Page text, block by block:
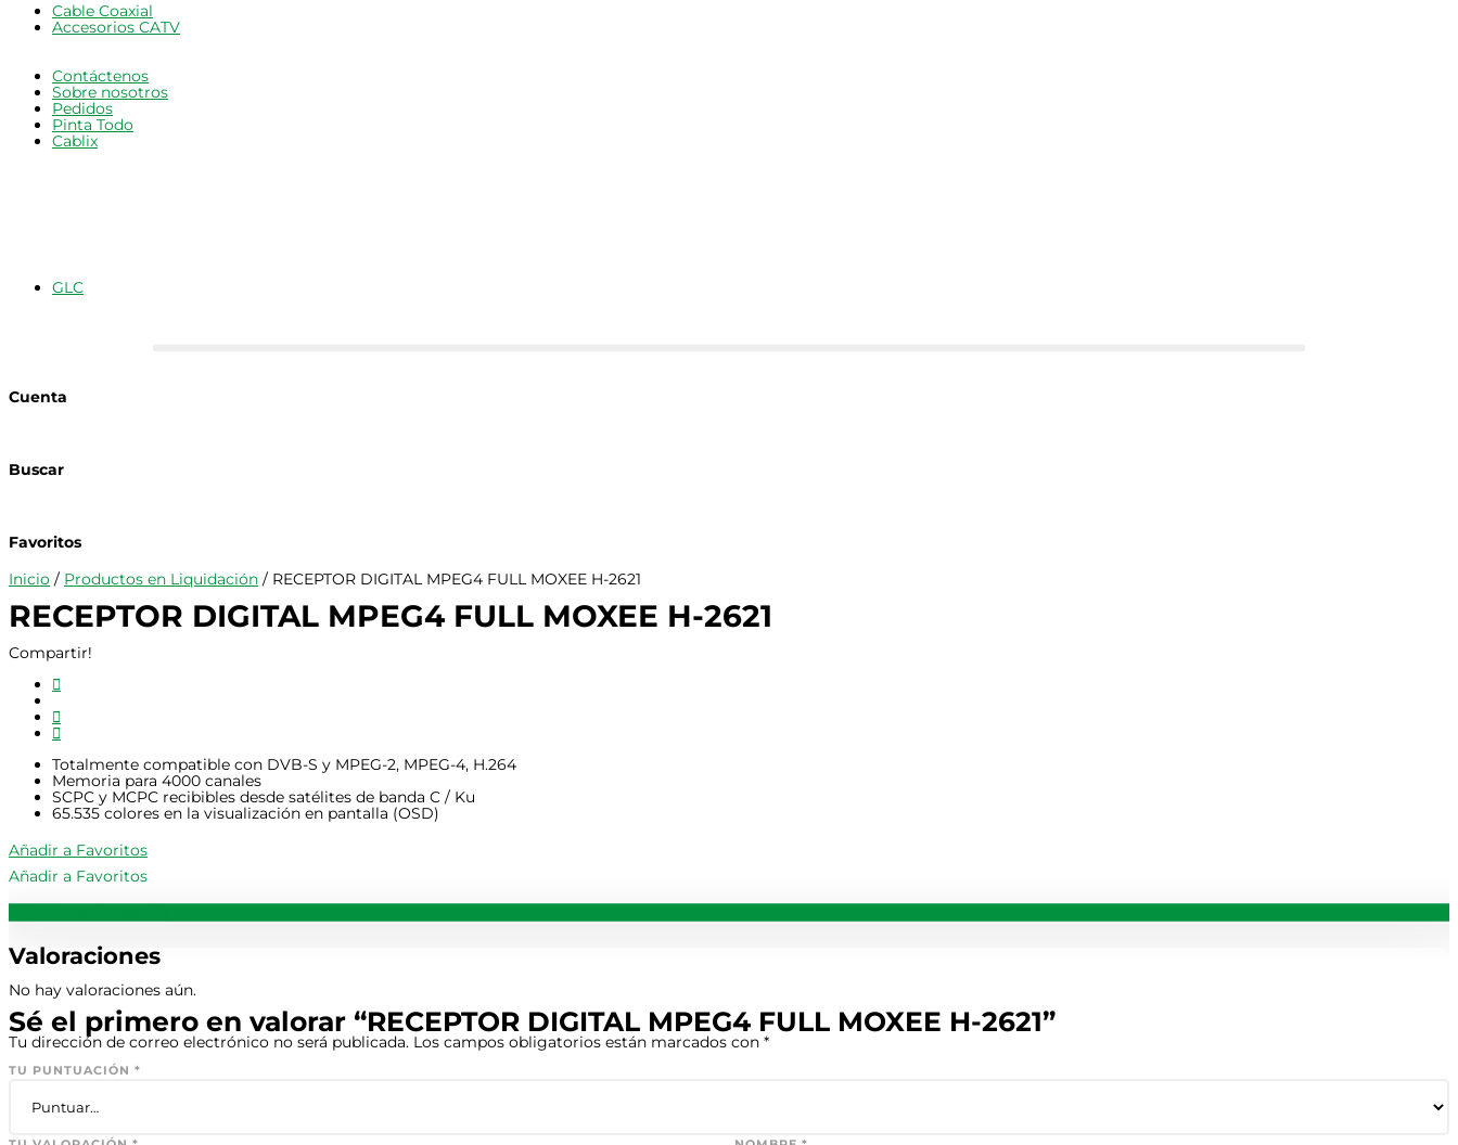
Cable Coaxial
Accesorios CATV
Contáctenos
Sobre nosotros
Pedidos
Pinta Todo
Cablix
GLC
Cuenta
Buscar
Favoritos
Inicio / Productos en Liquidación / RECEPTOR DIGITAL MPEG4 FULL MOXEE H-2621
RECEPTOR DIGITAL MPEG4 FULL MOXEE H-2621
Compartir!
Totalmente compatible con DVB-S y MPEG-2, MPEG-4, H.264
Memoria para 4000 canales
SCPC y MCPC recibibles desde satélites de banda C / Ku
65.535 colores en la visualización en pantalla (OSD)
Añadir a Favoritos
Añadir a Favoritos
Valoraciones (0)
Valoraciones
No hay valoraciones aún.
Sé el primero en valorar “RECEPTOR DIGITAL MPEG4 FULL MOXEE H-2621”
Tu dirección de correo electrónico no será publicada. Los campos obligatorios están marcados con *
TU PUNTUACIÓN *